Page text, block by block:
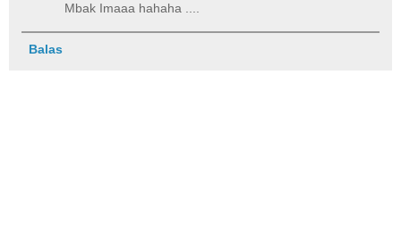
Mbak Imaaa hahaha ....
Balas